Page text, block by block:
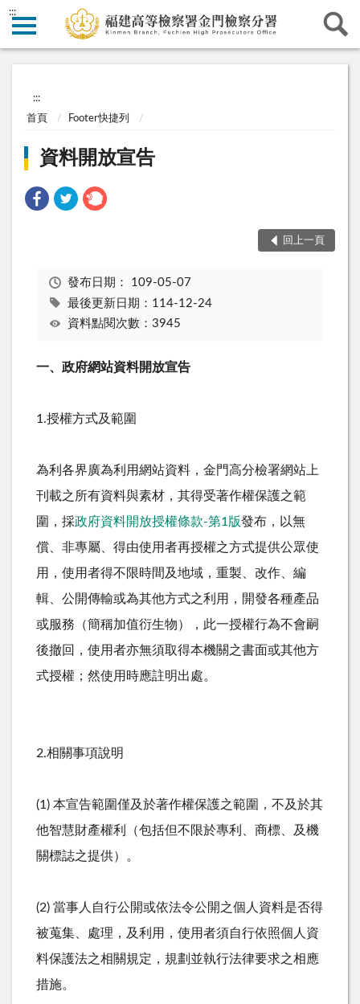
:::
:::
首頁 Footer快捷列
資料開放宣告
回上一頁
發布日期： 109-05-07
最後更新日期：114-12-24
資料點閱次數：3945
一、政府網站資料開放宣告
1.授權方式及範圍
為利各界廣為利用網站資料，金門高分檢署網站上
刊載之所有資料與素材，其得受著作權保護之範
圍，採政府資料開放授權條款-第1版發布，以無
償、非專屬、得由使用者再授權之方式提供公眾使
用，使用者得不限時間及地域，重製、改作、編
輯、公開傳輸或為其他方式之利用，開發各種產品
或服務（簡稱加值衍生物），此一授權行為不會嗣
後撤回，使用者亦無須取得本機關之書面或其他方
式授權；然使用時應註明出處。
2.相關事項說明
(1) 本宣告範圍僅及於著作權保護之範圍，不及於其
他智慧財產權利（包括但不限於專利、商標、及機
關標誌之提供）。
(2) 當事人自行公開或依法令公開之個人資料是否得
被蒐集、處理，及利用，使用者須自行依照個人資
料保護法之相關規定，規劃並執行法律要求之相應
措施。